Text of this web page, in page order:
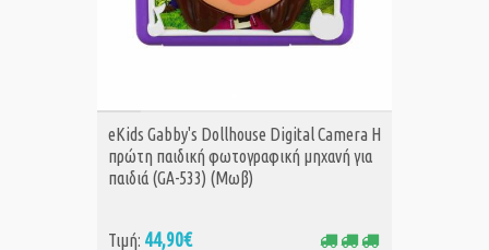
ΑΓΟΡΑ
eKids Gabby's Dollhouse Digital Camera H
πρώτη παιδική φωτογραφική μηχανή για
παιδιά (GA-533) (Μωβ)
Τιμή: 44,90€